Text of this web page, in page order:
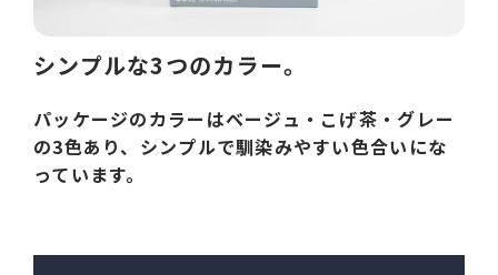
シンプルな3つのカラー。
パッケージのカラーはベージュ・こげ茶・グレー
の3色あり、シンプルで馴染みやすい色合いにな
っています。